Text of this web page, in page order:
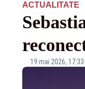
ACTUALITATE·
19 mai 2026, 17:33